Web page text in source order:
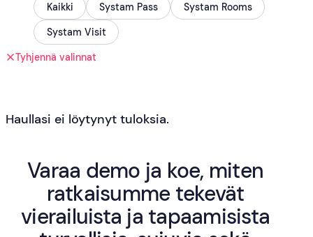
Kaikki Systam Pass
Systam Rooms
Systam Visit
Tyhjennä valinnat
Haullasi ei löytynyt tuloksia.
Varaa demo ja koe, miten
ratkaisumme tekevät
vierailuista ja tapaamisista